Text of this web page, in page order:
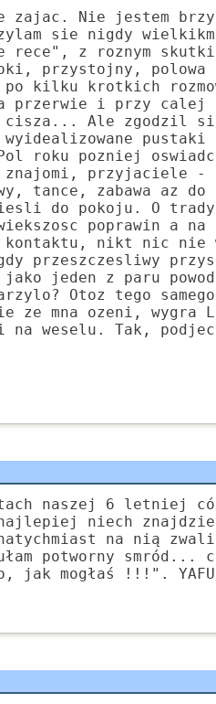
zajac. Nie jestem
sie nigdy wielkikm
rece", z roznym
przystojny,
po kilku krotkich
na przerwie i przy
Ale zgodzil
roku pozniej
przyjaciele -
tance, zabawa az
do pokoju. O
poprawin a
nikt nic nie
przeszczesliwy
jeden z paru
Otoz tego
mna ozeni, wygra
weselu. Tak,
naszej 6 letniej
niech
na nią
potworny smród...
jak mogłaś !!!".